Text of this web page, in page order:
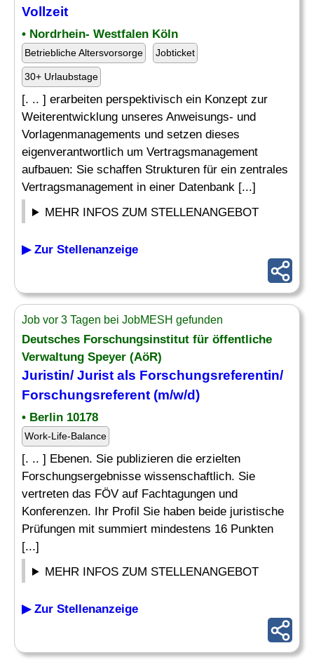
Vollzeit
• Nordrhein- Westfalen Köln
Betriebliche Altersvorsorge Jobticket
30+ Urlaubstage
[. .. ] erarbeiten perspektivisch ein Konzept zur
Weiterentwicklung unseres Anweisungs- und
Vorlagenmanagements und setzen dieses
eigenverantwortlich um Vertragsmanagement
aufbauen: Sie schaffen Strukturen für ein zentrales
Vertragsmanagement in einer Datenbank [...]
MEHR INFOS ZUM STELLENANGEBOT
▶ Zur Stellenanzeige
Job vor 3 Tagen bei JobMESH gefunden
Deutsches Forschungsinstitut für öffentliche
Verwaltung Speyer (AöR)
Juristin/ Jurist als Forschungsreferentin/
Forschungsreferent (m/w/d)
• Berlin 10178
Work-Life-Balance
[. .. ] Ebenen. Sie publizieren die erzielten
Forschungsergebnisse wissenschaftlich. Sie
vertreten das FÖV auf Fachtagungen und
Konferenzen. Ihr Profil Sie haben beide juristische
Prüfungen mit summiert mindestens 16 Punkten
[...]
MEHR INFOS ZUM STELLENANGEBOT
▶ Zur Stellenanzeige